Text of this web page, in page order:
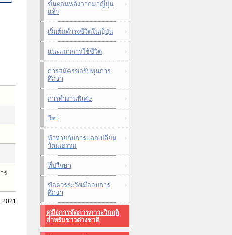
ร
2021
ขั้นตอนหลังจากมาญี่ปุ่น
แล้ว
เริ่มต้นดำรงชีวิตในญี่ปุ่น
แนะแนวการใช้ชีวิต
การสมัครขอรับทุนการ
ศึกษา
การทำงานพิเศษ
วีซ่า
ท้าทายกับการแลกเปลี่ยน
วัฒนธรรม
ที่ปรึกษา
ข้อควรระวังเมื่อจบการ
ศึกษา
คู่มือการจัดการภาวะวิกฤติ
สำหรับชาวต่างชาติ